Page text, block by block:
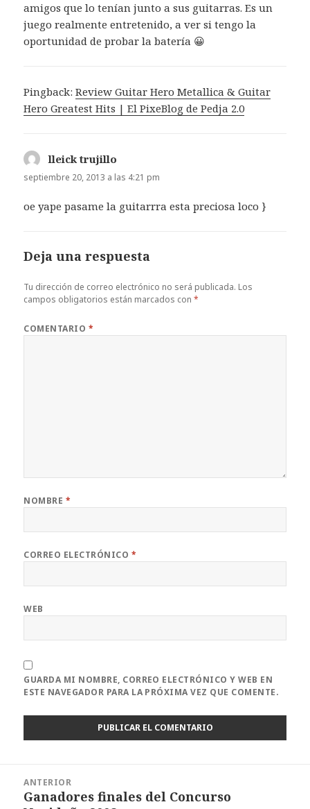
amigos que lo tenían junto a sus guitarras. Es un
juego realmente entretenido, a ver si tengo la
oportunidad de probar la batería 😀
Pingback:Review Guitar Hero Metallica & Guitar
Hero Greatest Hits | El PixeBlog de Pedja 2.0
lleick trujillo
septiembre 20, 2013 a las 4:21 pm
oe yape pasame la guitarrra esta preciosa loco }
Deja una respuesta
Tu dirección de correo electrónico no será publicada. Los
campos obligatorios están marcados con*
COMENTARIO *
NOMBRE *
CORREO ELECTRÓNICO *
WEB
GUARDA MI NOMBRE, CORREO ELECTRÓNICO Y WEB EN
ESTE NAVEGADOR PARA LA PRÓXIMA VEZ QUE COMENTE.
entradas
ANTERIOR
Entrada
Ganadores finales del Concurso